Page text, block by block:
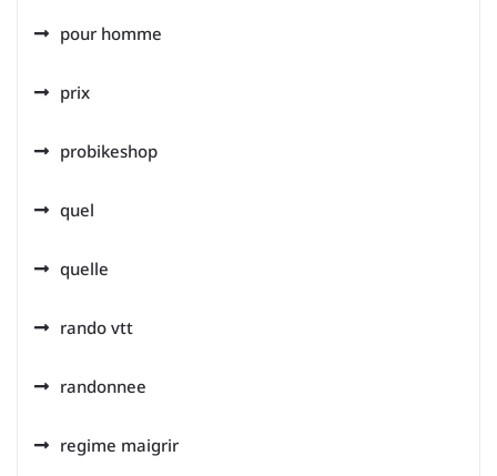
pour homme
prix
probikeshop
quel
quelle
rando vtt
randonnee
regime maigrir